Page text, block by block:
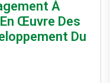
À
Œuvre Des
Du